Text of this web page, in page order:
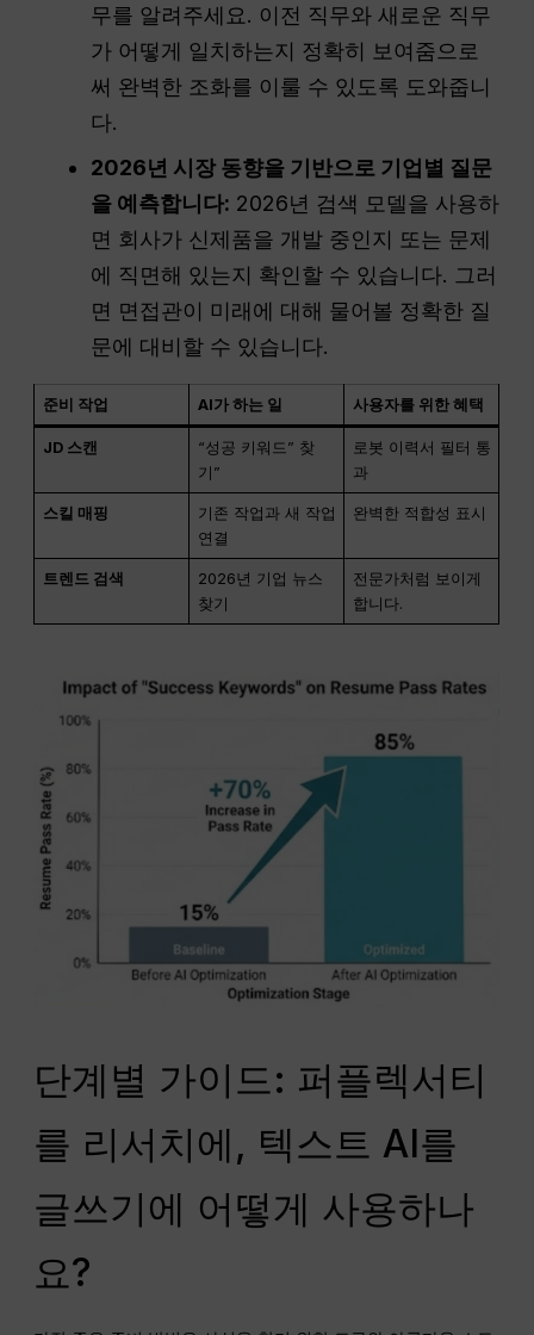
무를 알려주세요. 이전 직무와 새로운 직무
가 어떻게 일치하는지 정확히 보여줌으로
써 완벽한 조화를 이룰 수 있도록 도와줍니
다.
2026년 시장 동향을 기반으로 기업별 질문
을 예측합니다: 2026년 검색 모델을 사용하
면 회사가 신제품을 개발 중인지 또는 문제
에 직면해 있는지 확인할 수 있습니다. 그러
면 면접관이 미래에 대해 물어볼 정확한 질
문에 대비할 수 있습니다.
준비 작업 AI가 하는 일 사용자를 위한 혜택
JD 스캔
“성공 키워드” 찾
기”
로봇 이력서 필터 통
과
스킬 매핑
기존 작업과 새 작업
연결
완벽한 적합성 표시
트렌드 검색
2026년 기업 뉴스
찾기
전문가처럼 보이게
합니다.
단계별 가이드: 퍼플렉서티
를 리서치에, 텍스트 AI를
글쓰기에 어떻게 사용하나
요?